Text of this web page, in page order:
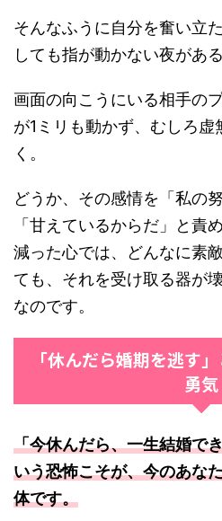
そんなふうに自分を奮い立
しても指が動かない夜があ
画面の向こうにいる相手の
が1ミリも動かず、むしろ虚
く。
どうか、その感情を「私の
「甘えているからだ」と責
減った心では、どんなに素
ても、それを受け取る器が
なのです。
「休んだら婚期を逃す
勇気
「今休んだら、一生結婚で
いう恐怖こそが、今のあな
体です。